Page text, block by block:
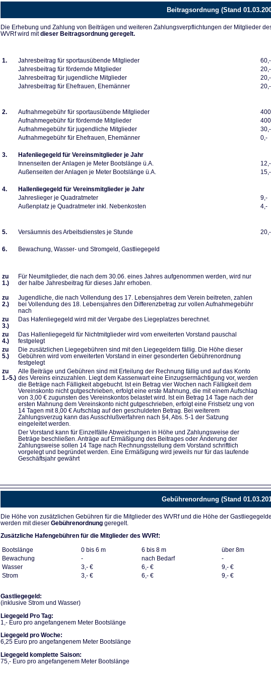
Beitragsordnung (Stand
Die Erhebung und Zahlung von Beiträgen und weiteren Zahlungsverpflichtungen der Mitglieder
WVRf wird mitdieser Beitragsordnung geregelt.
1. Jahresbeitrag für sportausübende Mitglieder
60,-
Jahresbeitrag für fördernde Mitglieder
20,-
Jahresbeitrag für jugendliche Mitglieder
20,-
Jahresbeitrag für Ehefrauen, Ehemänner
20,-
2. Aufnahmegebühr für sportausübende Mitglieder
Aufnahmegebühr für fördernde Mitglieder
Aufnahmegebühr für jugendliche Mitglieder
30,-
Aufnahmegebühr für Ehefrauen, Ehemänner
0,-
3.
Hafenliegegeld für Vereinsmitglieder je Jahr
Innenseiten der Anlagen je Meter Bootslänge ü.A.
12,-
Außenseiten der Anlagen je Meter Bootslänge ü.A.
15,-
4.
Hallenliegegeld für Vereinsmitglieder je Jahr
Jahreslieger je Quadratmeter
9,-
Außenplatz je Quadratmeter inkl. Nebenkosten
4,-
5. Versäumnis des Arbeitsdienstes je Stunde 20,-
6. Bewachung, Wasser- und Stromgeld, Gastliegegeld
zu
1.)
Für Neumitglieder, die nach dem 30.06. eines Jahres aufgenommen werden, wird nur
der halbe Jahresbeitrag für dieses Jahr erhoben.
zu
2.)
Jugendliche, die nach Vollendung des 17. Lebensjahres dem Verein beitreten, zahlen
bei Vollendung des 18. Lebensjahres den Differenzbetrag zur vollen Aufnahmegebühr
nach
zu
3.)
Das Hafenliegegeld wird mit der Vergabe des Liegeplatzes berechnet.
zu
4.)
Das Hallenliegegeld für Nichtmitglieder wird vom erweiterten Vorstand pauschal
festgelegt
zu
5.)
Die zusätzlichen Liegegebühren sind mit den Liegegeldern fällig. Die Höhe dieser
Gebühren wird vom erweiterten Vorstand in einer gesonderten Gebührenordnung
festgelegt
zu
1.-5.)
Alle Beiträge und Gebühren sind mit Erteilung der Rechnung fällig und auf das Konto
des Vereins einzuzahlen. Liegt dem Kassenwart eine Einzugsermächtigung vor, werden
die Beträge nach Fälligkeit abgebucht. Ist ein Betrag vier Wochen nach Fälligkeit dem
Vereinskonto nicht gutgeschrieben, erfolgt eine erste Mahnung, die mit einem Aufschlag
von 3,00 € zugunsten des Vereinskontos belastet wird. Ist ein Betrag 14 Tage nach der
ersten Mahnung dem Vereinskonto nicht gutgeschrieben, erfolgt eine Fristsetz ung von
14 Tagen mit 8,00 € Aufschlag auf den geschuldeten Betrag. Bei weiterem
Zahlungsverzug kann das Ausschlußverfahren nach §4, Abs. 5-1 der Satzung
eingeleitet werden.
Der Vorstand kann für Einzelfälle Abweichungen in Höhe und Zahlungsweise der
Beträge beschließen. Anträge auf Ermäßigung des Beitrages oder Änderung der
Zahlungsweise sollen 14 Tage nach Rechnungsstellung dem Vorstand schriftlich
vorgelegt und begründet werden. Eine Ermäßigung wird jeweils nur für das laufende
Geschäftsjahr gewährt
Gebührenordnung (Stand
Die Höhe von zusätzlichen Gebühren für die Mitglieder des WVRf und die Höhe der
werden mit dieser Gebührenordnung geregelt.
Zusätzliche Hafengebühren für die Mitglieder des WVRf:
Bootslänge
0 bis 6 m 6 bis 8 m
über 8m
Bewachung
- nach Bedarf
-
Wasser
3,- € 6,- €
9,- €
Strom
3,- € 6,- € 9,- €
Gastliegegeld:
(inklusive Strom und Wasser)
Liegegeld Pro Tag:
1,- Euro pro angefangenem Meter Bootslänge
Liegegeld pro Woche:
6,25 Euro pro angefangenem Meter Bootslänge
Liegegeld komplette Saison:
75,- Euro pro angefangenem Meter Bootslänge